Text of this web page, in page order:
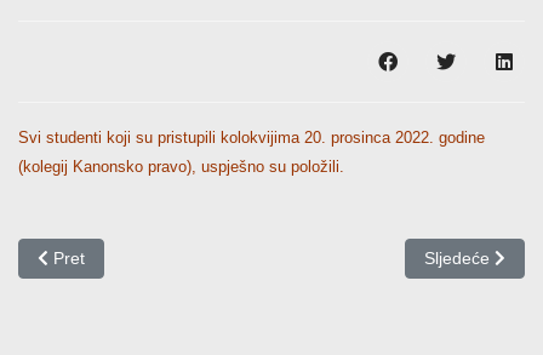
Svi studenti koji su pristupili kolokvijima 20. prosinca 2022. godine
(kolegij Kanonsko pravo), uspješno su položili.
Prethodni članak: Rezultati kolokvija od 21. prosinca 2022.
Pret Sljedeći
Sljedeće